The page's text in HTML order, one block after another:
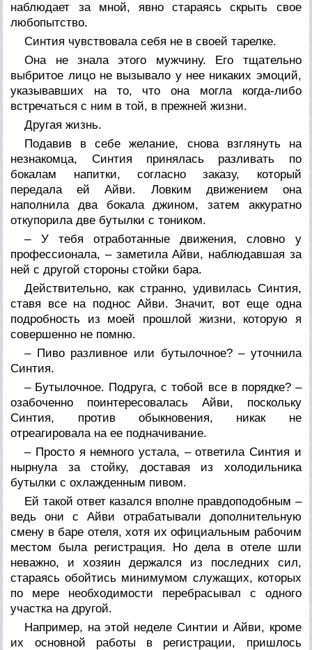
наблюдает за мной, явно стараясь скрыть свое
любопытство.
Синтия чувствовала себя не в своей тарелке.
Она не знала этого мужчину. Его тщательно
выбритое лицо не вызывало у нее никаких эмоций,
указывавших на то, что она могла когда-либо
встречаться с ним в той, в прежней жизни.
Другая жизнь.
Подавив в себе желание, снова взглянуть на
незнакомца, Синтия принялась разливать по
бокалам напитки, согласно заказу, который
передала ей Айви. Ловким движением она
наполнила два бокала джином, затем аккуратно
откупорила две бутылки с тоником.
– У тебя отработанные движения, словно у
профессионала, – заметила Айви, наблюдавшая за
ней с другой стороны стойки бара.
Действительно, как странно, удивилась Синтия,
ставя все на поднос Айви. Значит, вот еще одна
подробность из моей прошлой жизни, которую я
совершенно не помню.
– Пиво разливное или бутылочное? – уточнила
Синтия.
– Бутылочное. Подруга, с тобой все в порядке? –
озабоченно поинтересовалась Айви, поскольку
Синтия, против обыкновения, никак не
отреагировала на ее подначивание.
– Просто я немного устала, – ответила Синтия и
нырнула за стойку, доставая из холодильника
бутылки с охлажденным пивом.
Ей такой ответ казался вполне правдоподобным –
ведь они с Айви отрабатывали дополнительную
смену в баре отеля, хотя их официальным рабочим
местом была регистрация. Но дела в отеле шли
неважно, и хозяин держался из последних сил,
стараясь обойтись минимумом служащих, которых
по мере необходимости перебрасывал с одного
участка на другой.
Например, на этой неделе Синтии и Айви, кроме
их основной работы в регистрации, пришлось